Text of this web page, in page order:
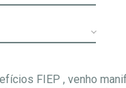
FIEP , venho